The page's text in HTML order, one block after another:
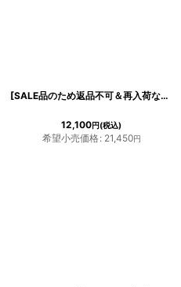
[SALE品のため返品不可＆再入荷なしの現品限り][韓国製][rinfarre]半袖・花柄・エレガント・スクエアネック・タイト・ミディアムドレス・ワンピース・ボタニカル[MIRIN着用]
12,100円(税込)
希望小売価格: 21,450円